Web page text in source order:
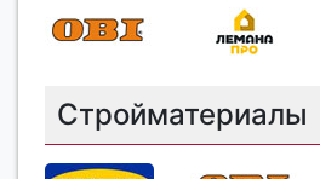
Стройматериалы